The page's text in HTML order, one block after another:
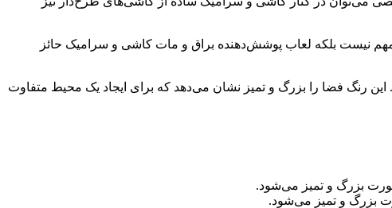
نیست بلکه لعاب پوشش‌دهنده براق و مات کاشی و سرامیک حائز
رنگ فضا را بزرگ و تمیز نشان می‌دهد که برای ایجاد یک محیط متفاوت
بزرگ و تمیز می‌شود.